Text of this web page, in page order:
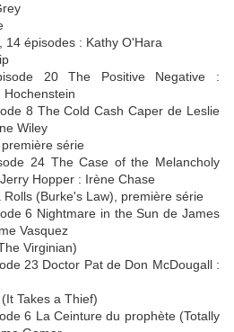
14 épisodes : Kathy O'Hara
20 The Positive Negative :
Hochenstein
8 The Cold Cash Caper de Leslie
Wiley
série
24 The Case of the Melancholy
Hopper : Irène Chase
(Burke's Law), première série
6 Nightmare in the Sun de James
Vasquez
Virginian)
23 Doctor Pat de Don McDougall :
Takes a Thief)
6 La Ceinture du prophète (Totally